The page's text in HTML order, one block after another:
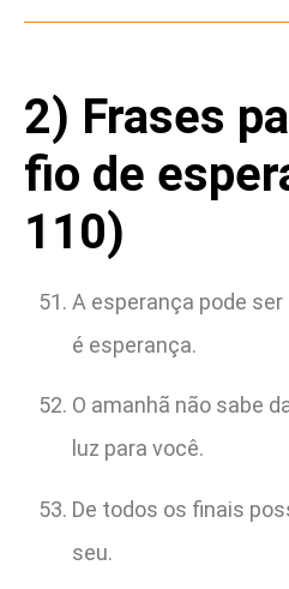
2) Frases
fio de
110)
A esperança pode
é esperança.
O amanhã não sabe
luz para você.
De todos os finais
seu.